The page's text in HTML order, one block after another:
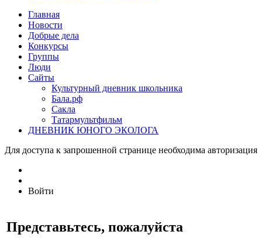
Главная
Новости
Добрые дела
Конкурсы
Группы
Люди
Сайты
Культурный дневник школьника
Бала.рф
Сакла
Татармультфильм
ДНЕВНИК ЮНОГО ЭКОЛОГА
Для доступа к запрошенной странице необходима авторизация
Войти
Представьтесь, пожалуйста